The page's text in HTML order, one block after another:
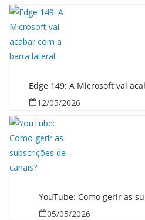
Edge 149: A Microsoft vai
12/05/2026
YouTube: Como gerir as
05/05/2026